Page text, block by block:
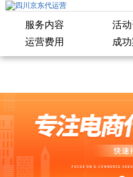
服务内容 活
运营费用
成